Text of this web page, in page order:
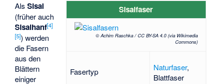
Sisalfaser
© Achim Raschka / CC BY-SA 4.0 (via Wikimedia
Commons)
Fasertyp Naturfaser,
Blattfaser
AlsSisal
(früher auch
Sisalhanf[4]
[5]) werden
die Fasern
aus den
Blättern
einiger